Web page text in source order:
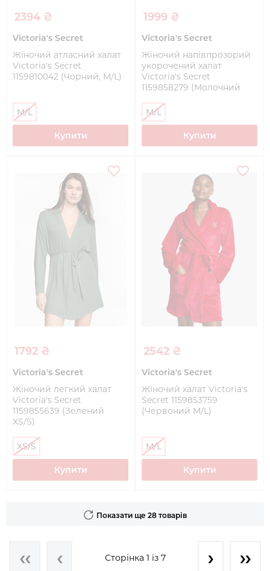
2394 ₴
Victoria's Secret
Жіночий атласний халат
Victoria's Secret
1159810042 (Чорний, M/L)
M/L
Купити
1999 ₴
Victoria's Secret
Жіночий напівпрозорий
укорочений халат
Victoria's Secret
1159858279 (Молочний
M/L
Купити
1792 ₴
Victoria's Secret
Жіночий легкий халат
Victoria's Secret
1159855639 (Зелений
XS/S)
XS/S
Купити
2542 ₴
Victoria's Secret
Жіночий халат Victoria's
Secret 1159853759
(Червоний M/L)
M/L
Купити
Показати ще 28 товарів
Сторінка 1 із 7